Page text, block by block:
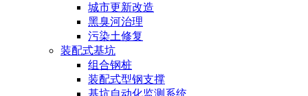
城市更新改造
黑臭河治理
污染土修复
装配式基坑
组合钢桩
装配式型钢支撑